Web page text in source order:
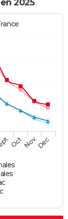
2025
OctNovDec